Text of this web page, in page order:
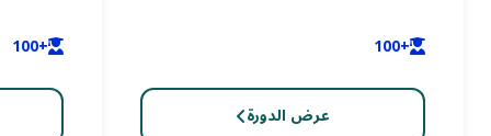
+100
عرض الدورة
+100